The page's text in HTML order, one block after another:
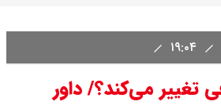
تغییر می‌کند؟/ داور